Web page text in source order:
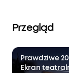
montażu i
zewnątrz.
Przegląd
Prawdziwe
Ekran